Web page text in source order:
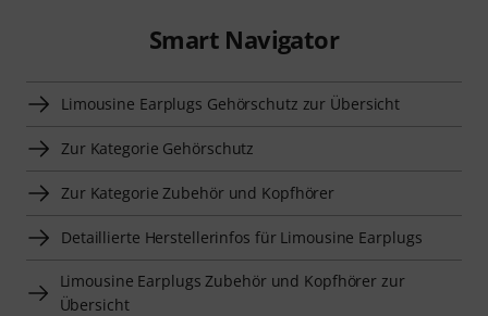
Smart Navigator
Limousine Earplugs Gehörschutz zur Übersicht
Zur Kategorie Gehörschutz
Zur Kategorie Zubehör und Kopfhörer
Detaillierte Herstellerinfos für Limousine Earplugs
Limousine Earplugs Zubehör und Kopfhörer zur
Übersicht